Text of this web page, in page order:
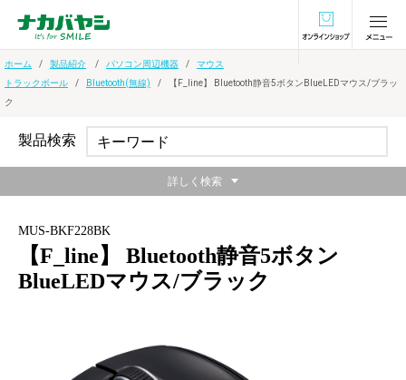
オンラインショ
ホーム 製品紹介 パソコン周辺機器
マウス
トラックボール
Bluetooth(無線)
【F_line】 Bluetooth静音5ボタンBlueLEDマウス/ブラッ
ク
MUS-BKF228BK
【F_line】 Bluetooth静音5ボタン
BlueLEDマウス/ブラック
製品検索
詳しく検索